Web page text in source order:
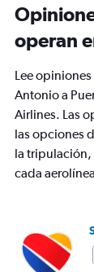
Range:
91
categories.
The
chart
1
Y
axis
displaying
values.
Range:
operan
Lee
Antonio a
Airlines. Las
las opciones
la tripulación,
cada